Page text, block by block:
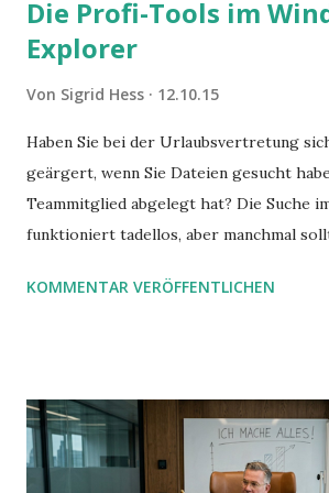
Die Profi-Tools im
Explorer
Von Sigrid Hess 12.10.15
Haben Sie bei der Urlaubsvertretung
geärgert, wenn Sie Dateien gesucht
Teammitglied abgelegt hat? Die Suche
funktioniert tadellos, aber manchmal
mit UND oder ODER oder NICHT... Das
KOMMENTAR VERÖFFENTLICHEN